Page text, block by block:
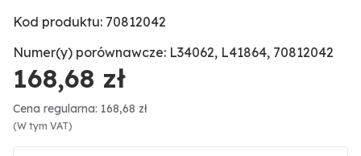
Kod produktu: 70812042
Numer(y) porównawcze: L34062, L41864, 70812042
168,68 zł
Cena regularna: 168,68 zł
(W tym VAT)